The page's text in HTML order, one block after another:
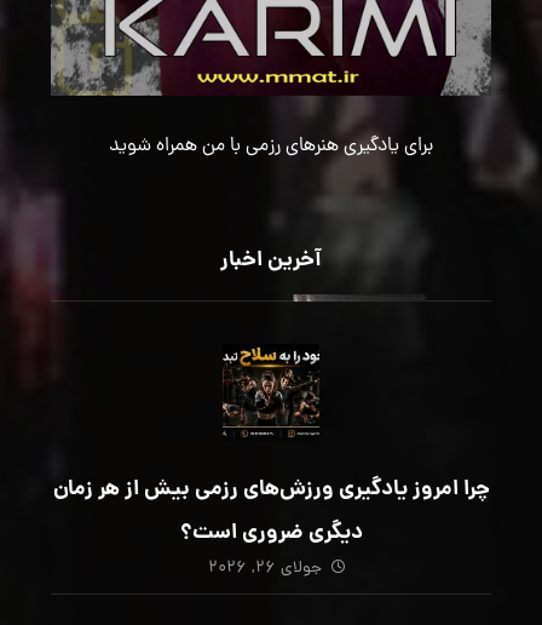
برای یادگیری هنرهای رزمی با من همراه شوید
آخرین اخبار
چرا امروز یادگیری ورزش‌های رزمی بیش از هر زمان
دیگری ضروری است؟
جولای ۲۶, ۲۰۲۶